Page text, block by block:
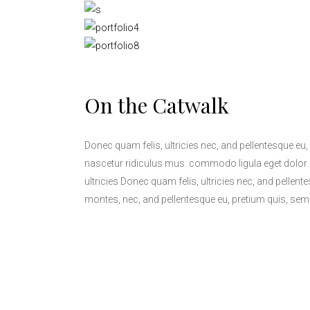
On the Catwalk
Donec quam felis, ultricies nec, and pellentesque
nascetur ridiculus mus. commodo ligula eget
ultricies Donec quam felis, ultricies nec, and
montes, nec, and pellentesque eu, pretium quis,